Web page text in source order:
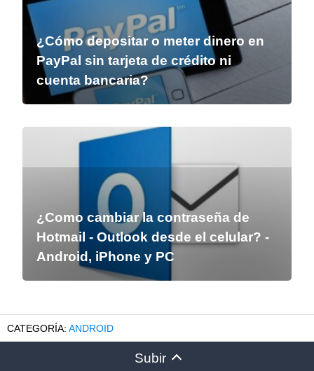
¿Cómo depositar o meter dinero en
PayPal sin tarjeta de crédito ni
cuenta bancaria?
¿Como cambiar la contraseña de
Hotmail - Outlook desde el celular? -
Android, iPhone y PC
ANDROID
Subir